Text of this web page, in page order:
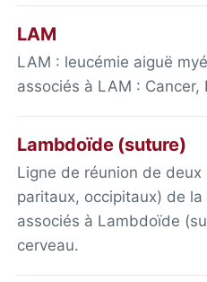
LAM
LAM : leucémie aiguë
associés à LAM : Cancer,
Lambdoïde (suture)
Ligne de réunion de
paritaux, occipitaux) de
associés à Lambdoïde
cerveau.